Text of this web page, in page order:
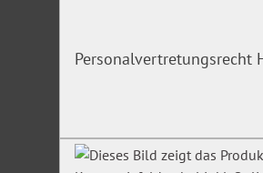
Personalvertretungsrecht